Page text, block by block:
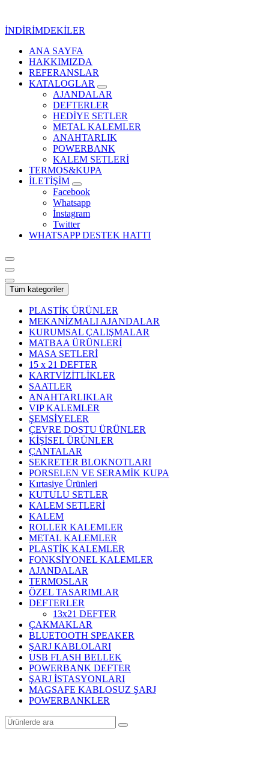
İNDİRİMDEKİLER
Kurumsal Promosyon-Hediyelik
ANA SAYFA
HAKKIMIZDA
REFERANSLAR
KATALOGLAR
AJANDALAR
DEFTERLER
HEDİYE SETLER
METAL KALEMLER
ANAHTARLIK
POWERBANK
KALEM SETLERİ
TERMOS&KUPA
İLETİŞİM
Facebook
Whatsapp
İnstagram
Twitter
WHATSAPP DESTEK HATTI
Tüm kategoriler
PLASTİK ÜRÜNLER
MEKANİZMALI AJANDALAR
KURUMSAL ÇALIŞMALAR
MATBAA ÜRÜNLERİ
MASA SETLERİ
15 x 21 DEFTER
KARTVİZİTLİKLER
SAATLER
ANAHTARLIKLAR
VIP KALEMLER
ŞEMSİYELER
ÇEVRE DOSTU ÜRÜNLER
KİŞİSEL ÜRÜNLER
ÇANTALAR
SEKRETER BLOKNOTLARI
PORSELEN VE SERAMİK KUPA
Kırtasiye Ürünleri
KUTULU SETLER
KALEM SETLERİ
KALEM
ROLLER KALEMLER
METAL KALEMLER
PLASTİK KALEMLER
FONKSİYONEL KALEMLER
AJANDALAR
TERMOSLAR
ÖZEL TASARIMLAR
DEFTERLER
13x21 DEFTER
ÇAKMAKLAR
BLUETOOTH SPEAKER
ŞARJ KABLOLARI
USB FLASH BELLEK
POWERBANK DEFTER
ŞARJ İSTASYONLARI
MAGSAFE KABLOSUZ ŞARJ
POWERBANKLER